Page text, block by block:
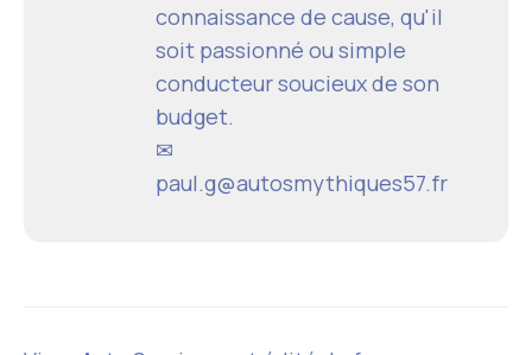
connaissance de cause, qu'il
soit passionné ou simple
conducteur soucieux de son
budget.
✉
paul.g@autosmythiques57.fr